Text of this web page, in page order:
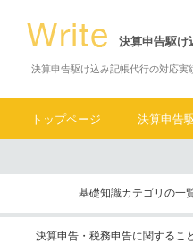
決算申告駆け
決算申告駆け込み記帳代行の対応
トップページ 決算申告
基礎知識カテゴリの一
決算申告・税務申告に関すること